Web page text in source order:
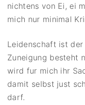
nichtens von Ei, ei
mich nur minimal
Leidenschaft ist
Zuneigung besteht
wird fur mich ihr
damit selbst just
darf.